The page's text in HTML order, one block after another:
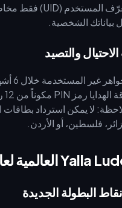
الشخصية.
والتصيد
لا يمكن استرداد بطاقات
فلسطين، أو الأردن.
البطولة الجديدة